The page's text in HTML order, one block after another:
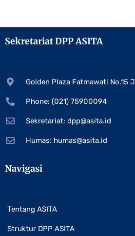
Sekretariat DPP ASITA
Golden Plaza Fatmawati No.15
Phone: (021) 75900094
Sekretariat: dpp@asita.id
Humas: humas@asita.id
Navigasi
Tentang ASITA
Struktur DPP ASITA